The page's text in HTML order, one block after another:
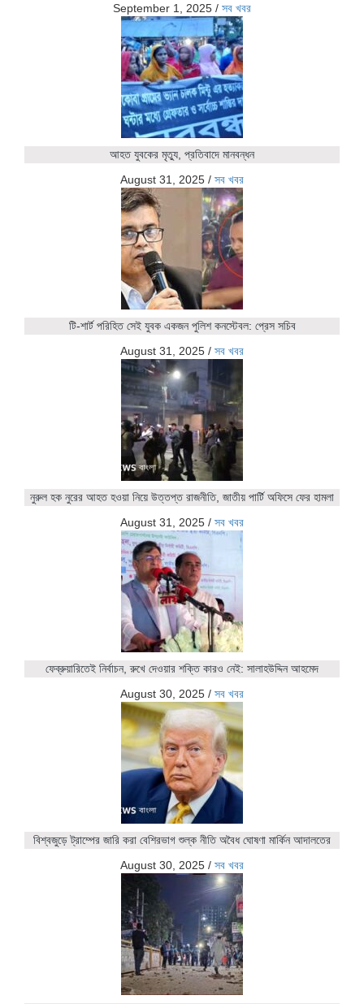
September 1, 2025 / সব খবর
আহত যুবকের মৃত্যু, প্রতিবাদে মানবন্ধন
August 31, 2025 / সব খবর
টি-শার্ট পরিহিত সেই যুবক একজন পুলিশ কনস্টেবল: প্রেস সচিব
August 31, 2025 / সব খবর
নুরুল হক নুরের আহত হওয়া নিয়ে উত্তপ্ত রাজনীতি, জাতীয় পার্টি অফিসে ফের হামলা
August 31, 2025 / সব খবর
ফেব্রুয়ারিতেই নির্বাচন, রুখে দেওয়ার শক্তি কারও নেই: সালাহউদ্দিন আহমেদ
August 30, 2025 / সব খবর
বিশ্বজুড়ে ট্রাম্পের জারি করা বেশিরভাগ শুল্ক নীতি অবৈধ ঘোষণা মার্কিন আদালতের
August 30, 2025 / সব খবর